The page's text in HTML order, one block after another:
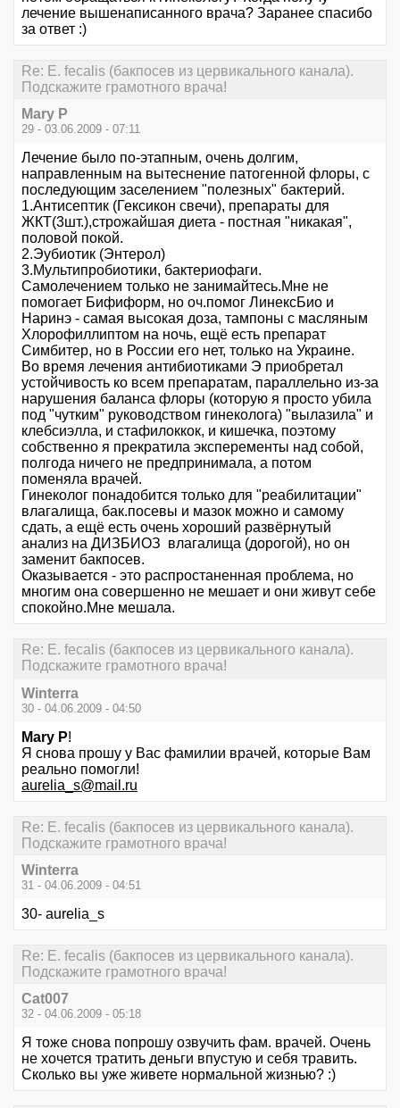
лечение вышенаписанного врача? Заранее спасибо
за ответ :)
Re: E. fecalis (бакпосев из цервикального канала).
Подскажите грамотного врача!
Mary P
29 - 03.06.2009 - 07:11
Лечение было по-этапным, очень долгим,
направленным на вытеснение патогенной флоры, с
последующим заселением "полезных" бактерий.
1.Антисептик (Гексикон свечи), препараты для
ЖКТ(3шт.),строжайшая диета - постная "никакая",
половой покой.
2.Эубиотик (Энтерол)
3.Мультипробиотики, бактериофаги.
Самолечением только не занимайтесь.Мне не
помогает Бифиформ, но оч.помог ЛинексБио и
Наринэ - самая высокая доза, тампоны с масляным
Хлорофиллиптом на ночь, ещё есть препарат
Симбитер, но в России его нет, только на Украине.
Во время лечения антибиотиками Э приобретал
устойчивость ко всем препаратам, параллельно из-за
нарушения баланса флоры (которую я просто убила
под "чутким" руководством гинеколога) "вылазила" и
клебсиэлла, и стафилоккок, и кишечка, поэтому
собственно я прекратила эксперементы над собой,
полгода ничего не предпринимала, а потом
поменяла врачей.
Гинеколог понадобится только для "реабилитации"
влагалища, бак.посевы и мазок можно и самому
сдать, а ещё есть очень хороший развёрнутый
анализ на ДИЗБИОЗ влагалища (дорогой), но он
заменит бакпосев.
Оказывается - это распростаненная проблема, но
многим она совершенно не мешает и они живут себе
спокойно.Мне мешала.
Re: E. fecalis (бакпосев из цервикального канала).
Подскажите грамотного врача!
Winterra
30 - 04.06.2009 - 04:50
Mary P!
Я снова прошу у Вас фамилии врачей, которые Вам
реально помогли!
aurelia_s@mail.ru
Re: E. fecalis (бакпосев из цервикального канала).
Подскажите грамотного врача!
Winterra
31 - 04.06.2009 - 04:51
30- aurelia_s
Re: E. fecalis (бакпосев из цервикального канала).
Подскажите грамотного врача!
Cat007
32 - 04.06.2009 - 05:18
Я тоже снова попрошу озвучить фам. врачей. Очень
не хочется тратить деньги впустую и себя травить.
Сколько вы уже живете нормальной жизнью? :)